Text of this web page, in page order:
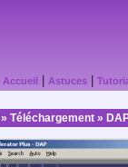
Accueil Astuces|
»Téléchargement »